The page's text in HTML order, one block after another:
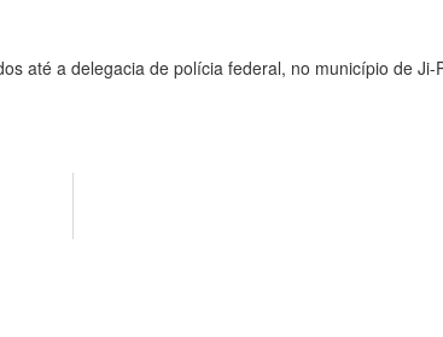
até a delegacia de polícia federal, no município de